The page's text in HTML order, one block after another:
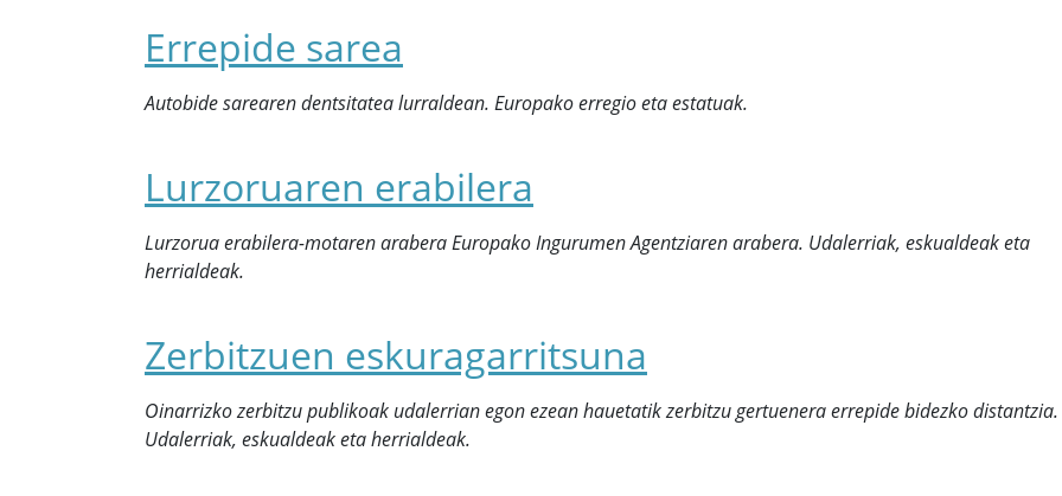
Errepide sarea
Autobide sarearen dentsitatea lurraldean. Europako erregio eta estatuak.
Lurzoruaren erabilera
Lurzorua erabilera-motaren arabera Europako Ingurumen Agentziaren arabera. Udalerriak, eskualdeak eta
herrialdeak.
Zerbitzuen eskuragarritsuna
Oinarrizko zerbitzu publikoak udalerrian egon ezean hauetatik zerbitzu gertuenera errepide bidezko distantzia.
Udalerriak, eskualdeak eta herrialdeak.